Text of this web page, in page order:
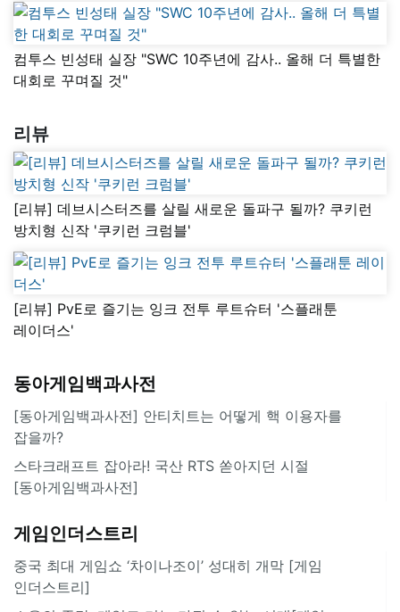
컴투스 빈성태 실장 "SWC 10주년에 감사.. 올해 더 특별한
대회로 꾸며질 것"
리뷰
[리뷰] 데브시스터즈를 살릴 새로운 돌파구 될까? 쿠키런
방치형 신작 '쿠키런 크럼블'
[리뷰] PvE로 즐기는 잉크 전투 루트슈터 '스플래툰
레이더스'
동아게임백과사전
[동아게임백과사전] 안티치트는 어떻게 핵 이용자를
잡을까?
스타크래프트 잡아라! 국산 RTS 쏟아지던 시절
[동아게임백과사전]
게임인더스트리
중국 최대 게임쇼 ‘차이나조이’ 성대히 개막 [게임
인더스트리]